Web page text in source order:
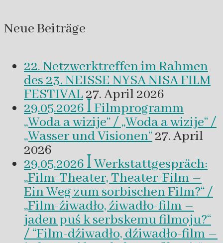
Neue Beiträge
22. Netzwerktreffen im Rahmen
des 23. NEISSE NYSA NISA FILM
FESTIVAL 27. April 2026
29.05.2026 ꟾ Filmprogramm
„Woda a wizije“ / „Woda a wizije“ /
„Wasser und Visionen“27. April
2026
29.05.2026 ꟾ Werkstattgespräch:
„Film-Theater, Theater-Film –
Ein Weg zum sorbischen Film?“ /
„Film-źiwadło, źiwadło-film –
jaden puś k serbskemu filmoju?“
/ “Film-dźiwadło, dźiwadło-film –